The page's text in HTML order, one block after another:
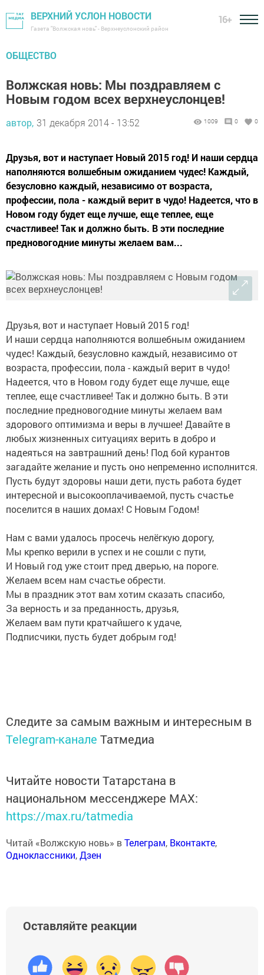
ВЕРХНИЙ УСЛОН НОВОСТИ
Газета "Волжская новь" - Верхнеуслонский район
16+
ОБЩЕСТВО
Волжская новь: Мы поздравляем с
Новым годом всех верхнеуслонцев!
автор, 31 декабря 2014 - 13:52 1009 0 0
Друзья, вот и наступает Новый 2015 год! И наши сердца
наполняются волшебным ожиданием чудес! Каждый,
безусловно каждый, независимо от возраста,
профессии, пола - каждый верит в чудо! Надеется, что в
Новом году будет еще лучше, еще теплее, еще
счастливее! Так и должно быть. В эти последние
предновогодние минуты желаем вам...
Друзья, вот и наступает Новый 2015 год!
И наши сердца наполняются волшебным ожиданием
чудес! Каждый, безусловно каждый, независимо от
возраста, профессии, пола - каждый верит в чудо!
Надеется, что в Новом году будет еще лучше, еще
теплее, еще счастливее! Так и должно быть. В эти
последние предновогодние минуты желаем вам
здорового оптимизма и веры в лучшее! Давайте в
любых жизненных ситуациях верить в добро и
надеяться на завтрашний день! Под бой курантов
загадайте желание и пусть оно непременно исполнится.
Пусть будут здоровы наши дети, пусть работа будет
интересной и высокооплачиваемой, пусть счастье
поселится в наших домах! С Новым Годом!
Нам с вами удалось просечь нелёгкую дорогу,
Мы крепко верили в успех и не сошли с пути,
И Новый год уже стоит пред дверью, на пороге.
Желаем всем нам счастье обрести.
Мы в праздник этот вам хотим сказать спасибо,
За верность и за преданность, друзья,
Желаем вам пути кратчайшего к удаче,
Подписчики, пусть будет добрым год!
Следите за самым важным и интересным в
Telegram-канале Татмедиа
Читайте новости Татарстана в
национальном мессенджере MАХ:
https://max.ru/tatmedia
Читай «Волжскую новь» вТелеграм, Вконтакте,
Одноклассники,Дзен
Оставляйте реакции